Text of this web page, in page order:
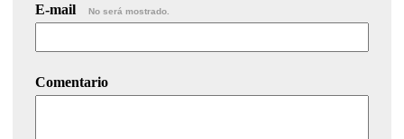
E-mail No será mostrado.
Comentario